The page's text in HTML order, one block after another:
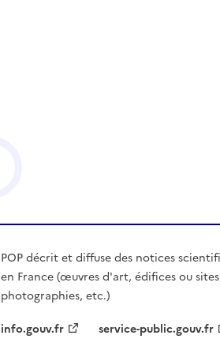
POP décrit et diffuse des notices
en France (œuvres d'art, édifices ou
photographies, etc.)
info.gouv.fr
service-public.gouv.fr